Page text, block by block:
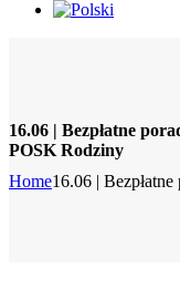
16.06 | Bezpłatne
POSK Rodziny
Home16.06 |